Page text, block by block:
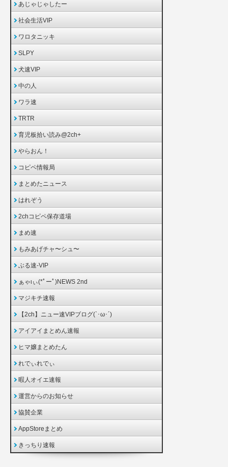
あじゃじゃしたー
社会生活VIP
ワロタニッキ
SLPY
犬速VIP
中の人
ワラ速
TRTR
育児板拾い読み@2ch+
やらおん！
コピペ情報局
まとめたニュース
はれぞう
2chコピペ保存道場
まめ速
もみあげチャ〜シュ〜
ぶる速-VIP
ぁゃιぃ(*ﾟーﾟ)NEWS 2nd
マジキチ速報
【2ch】ニュー速VIPブログ(`･ω･´)
アイアイまとめん速報
ヒマ嬢まとめたん
れでぃれでぃ
暇人オイエ速報
運営からのお知らせ
協賛企業
AppStoreまとめ
きっちり速報